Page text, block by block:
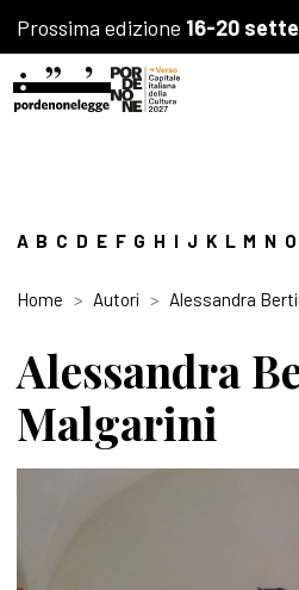
Prossima edizione 16-20
A B C D E F G H I J K L M N O
Home Autori Alessandra
Alessandra
Malgarini